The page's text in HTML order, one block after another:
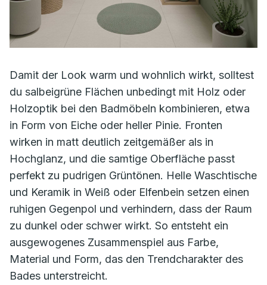
Damit der Look warm und wohnlich wirkt, solltest
du salbeigrüne Flächen unbedingt mit Holz oder
Holzoptik bei den Badmöbeln kombinieren, etwa
in Form von Eiche oder heller Pinie. Fronten
wirken in matt deutlich zeitgemäßer als in
Hochglanz, und die samtige Oberfläche passt
perfekt zu pudrigen Grüntönen. Helle Waschtische
und Keramik in Weiß oder Elfenbein setzen einen
ruhigen Gegenpol und verhindern, dass der Raum
zu dunkel oder schwer wirkt. So entsteht ein
ausgewogenes Zusammenspiel aus Farbe,
Material und Form, das den Trendcharakter des
Bades unterstreicht.